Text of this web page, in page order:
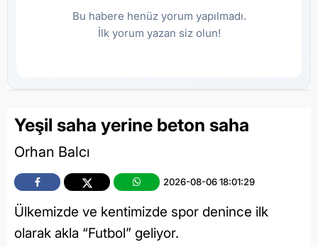
Bu habere henüz yorum yapılmadı.
İlk yorum yazan siz olun!
Yeşil saha yerine beton saha
Orhan Balcı
2026-08-06 18:01:29
Ülkemizde ve kentimizde spor denince ilk
olarak akla “Futbol” geliyor.